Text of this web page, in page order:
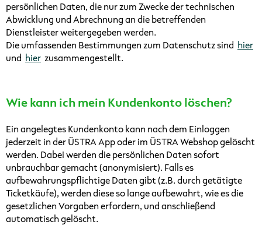
persönlichen Daten, die nur zum Zwecke der technischen
Abwicklung und Abrechnung an die betreffenden
Dienstleister weitergegeben werden.
Die umfassenden Bestimmungen zum Datenschutz sind
hier
und
hier zusammengestellt.
Wie kann ich mein Kundenkonto löschen?
Ein angelegtes Kundenkonto kann nach dem Einloggen
jederzeit in der ÜSTRA App oder im ÜSTRA Webshop gelöscht
werden. Dabei werden die persönlichen Daten sofort
unbrauchbar gemacht (anonymisiert). Falls es
aufbewahrungspflichtige Daten gibt (z.B. durch getätigte
Ticketkäufe), werden diese so lange aufbewahrt, wie es die
gesetzlichen Vorgaben erfordern, und anschließend
automatisch gelöscht.